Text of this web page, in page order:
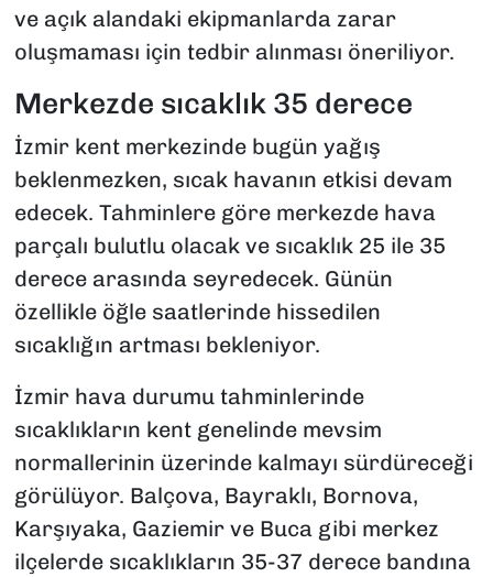
ve açık alandaki ekipmanlarda zarar
oluşmaması için tedbir alınması öneriliyor.
Merkezde sıcaklık 35 derece
İzmir kent merkezinde bugün yağış
beklenmezken, sıcak havanın etkisi devam
edecek. Tahminlere göre merkezde hava
parçalı bulutlu olacak ve sıcaklık 25 ile 35
derece arasında seyredecek. Günün
özellikle öğle saatlerinde hissedilen
sıcaklığın artması bekleniyor.
İzmir hava durumu tahminlerinde
sıcaklıkların kent genelinde mevsim
normallerinin üzerinde kalmayı sürdüreceği
görülüyor. Balçova, Bayraklı, Bornova,
Karşıyaka, Gaziemir ve Buca gibi merkez
ilçelerde sıcaklıkların 35-37 derece bandına